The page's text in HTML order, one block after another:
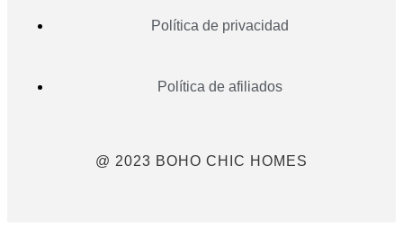
Política de privacidad
Política de afiliados
@ 2023 BOHO CHIC HOMES